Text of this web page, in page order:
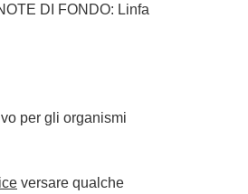
DI FONDO: Linfa
per gli organismi
versare qualche